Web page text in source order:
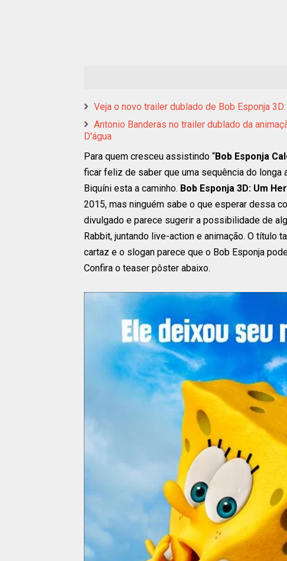
Veja o novo trailer dublado de Bob Esponja
Antonio Banderas no trailer dublado da
D'água
Para quem cresceu assistindo “Bob Esponja
ficar feliz de saber que uma sequência do
Biquíni esta a caminho. Bob Esponja 3D: Um
2015, mas ninguém sabe o que esperar dessa
divulgado e parece sugerir a possibilidade de
Rabbit, juntando live-action e animação. O título
cartaz e o slogan parece que o Bob Esponja
Confira o teaser pôster abaixo.